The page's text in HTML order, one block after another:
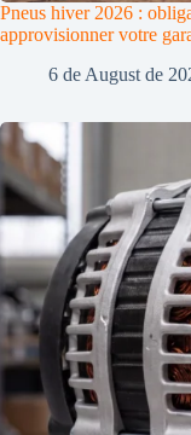
Pneus hiver 2026 :
approvisionner votre
6 de August de